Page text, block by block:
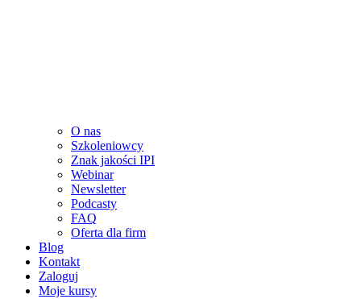
O nas
Szkoleniowcy
Znak jakości IPI
Webinar
Newsletter
Podcasty
FAQ
Oferta dla firm
Blog
Kontakt
Zaloguj
Moje kursy